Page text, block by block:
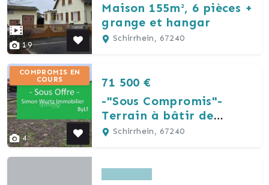
19
Maison 155m², 6 pièces +
grange et hangar
Schirrhein, 67240
4
COMPROMIS EN
COURS
71 500 €
-"Sous Compromis"-
Terrain à bâtir de
340m²
Schirrhein, 67240